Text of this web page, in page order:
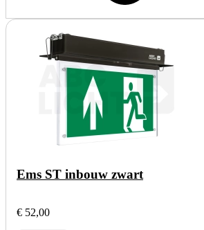
Ems ST inbouw zwart
€ 52,00